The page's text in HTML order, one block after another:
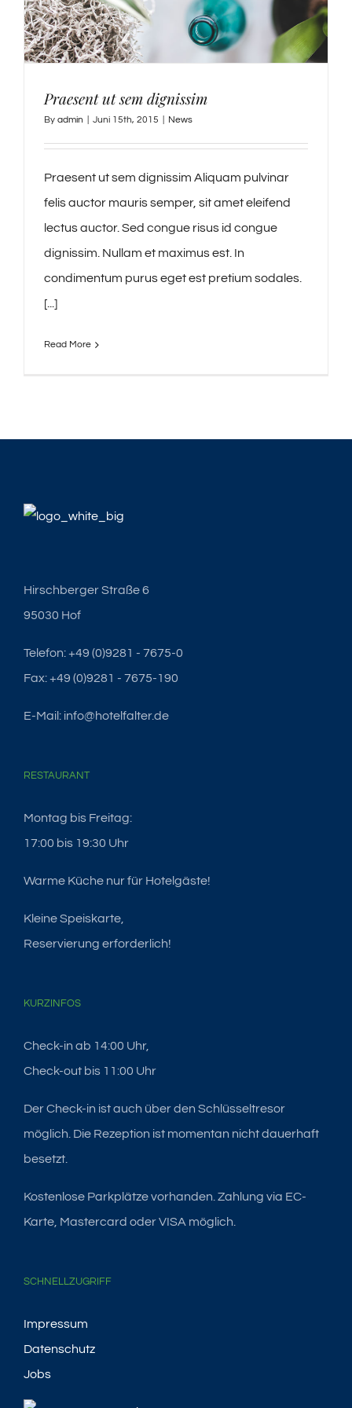
Praesent ut sem dignissim
By admin Juni 15th, 2015 News
Praesent ut sem dignissim Aliquam pulvinar
felis auctor mauris semper, sit amet eleifend
lectus auctor. Sed congue risus id congue
dignissim. Nullam et maximus est. In
condimentum purus eget est pretium sodales.
[...]
Read More
Hirschberger Straße 6
95030 Hof
Telefon: +49 (0)9281 - 7675-0
Fax: +49 (0)9281 - 7675-190
E-Mail: info@hotelfalter.de
RESTAURANT
Montag bis Freitag:
17:00 bis 19:30 Uhr
Warme Küche nur für Hotelgäste!
Kleine Speiskarte,
Reservierung erforderlich!
KURZINFOS
Check-in ab 14:00 Uhr,
Check-out bis 11:00 Uhr
Der Check-in ist auch über den Schlüsseltresor
möglich. Die Rezeption ist momentan nicht dauerhaft
besetzt.
Kostenlose Parkplätze vorhanden. Zahlung via EC-
Karte, Mastercard oder VISA möglich.
SCHNELLZUGRIFF
Impressum
Datenschutz
Jobs